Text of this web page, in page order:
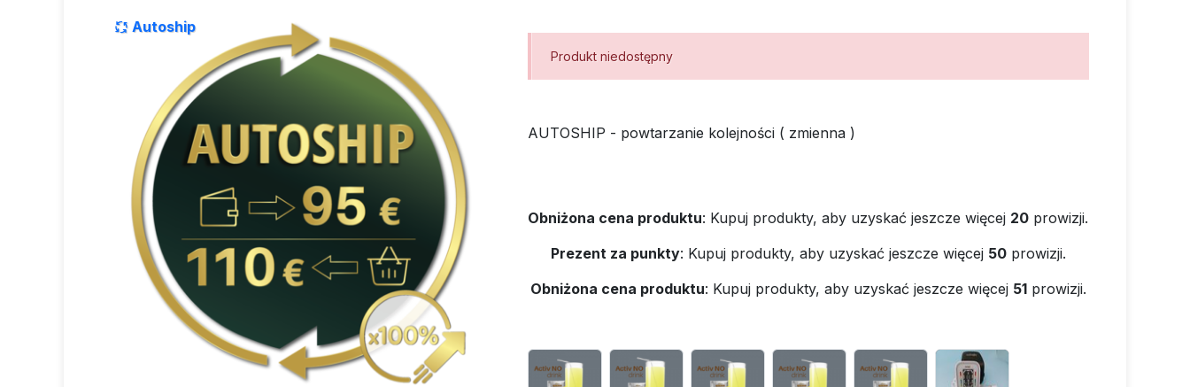
Autoship
Produkt niedostępny
AUTOSHIP - powtarzanie kolejności ( zmienna )
Obniżona cena produktu: Kupuj produkty, aby uzyskać jeszcze więcej 20 prowizji.
Prezent za punkty: Kupuj produkty, aby uzyskać jeszcze więcej 50prowizji.
Obniżona cena produktu: Kupuj produkty, aby uzyskać jeszcze więcej 51prowizji.